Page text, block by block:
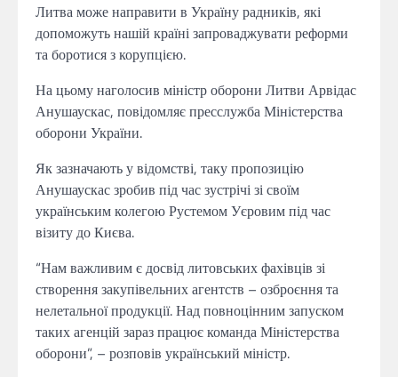
Литва може направити в Україну радників, які
допоможуть нашій країні запроваджувати реформи
та боротися з корупцією.
На цьому наголосив міністр оборони Литви Арвідас
Анушаускас, повідомляє пресслужба Міністерства
оборони України.
Як зазначають у відомстві, таку пропозицію
Анушаускас зробив під час зустрічі зі своїм
українським колегою Рустемом Уєровим під час
візиту до Києва.
“Нам важливим є досвід литовських фахівців зі
створення закупівельних агентств – озброєння та
нелетальної продукції. Над повноцінним запуском
таких агенцій зараз працює команда Міністерства
оборони”, – розповів український міністр.